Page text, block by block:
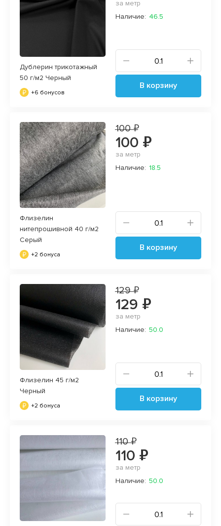
Дублерин трикотажный
50 г/м2 Черный
+6 бонусов
за метр
Наличие: 46.5
В корзину
Флизелин
нитепрошивной 40 г/м2
Серый
+2 бонуса
100 ₽
100 ₽
за метр
Наличие: 18.5
В корзину
Флизелин 45 г/м2
Черный
+2 бонуса
129 ₽
129 ₽
за метр
Наличие: 50.0
В корзину
110 ₽
110 ₽
за метр
Наличие: 50.0